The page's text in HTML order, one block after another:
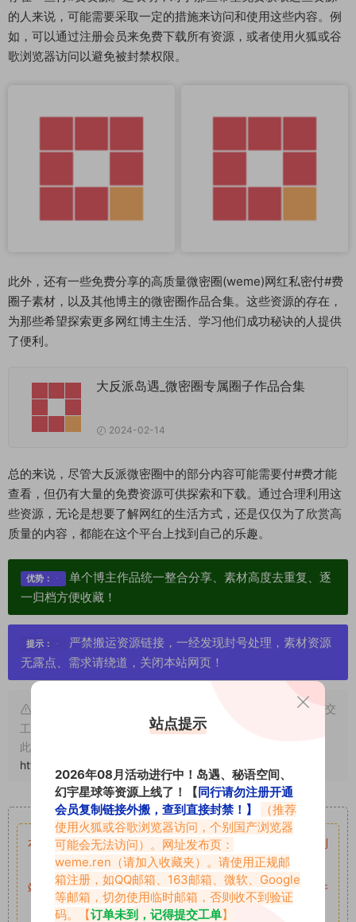
的人来说，可能需要采取一定的措施来访问和使用这些内容。例
如，可以通过注册会员来免费下载所有资源，或者使用火狐或谷
歌浏览器访问以避免被封禁权限。
此外，还有一些免费分享的高质量微密圈(weme)网红私密付#费
圈子素材，以及其他博主的微密圈作品合集。这些资源的存在，
为那些希望探索更多网红博主生活、学习他们成功秘诀的人提供
了便利。
大反派岛遇_微密圈专属圈子作品合集
2024-02-14
总的来说，尽管大反派微密圈中的部分内容可能需要付#费才能
查看，但仍有大量的免费资源可供探索和下载。通过合理利用这
些资源，无论是想要了解网红的生活方式，还是仅仅为了欣赏高
质量的内容，都能在这个平台上找到自己的乐趣。
优势：
单个博主作品统一整合分享、素材高度去重复、逐
一归档方便收藏！
提示：
严禁搬运资源链接，一经发现封号处理，素材资源
无露点、需求请绕道，关闭本站网页！
申明：本文资源均来源网友分享，若侵犯了您的权限可以提交
工单处理。
此外本文章皆属于原创文章，转载请注明出处！原文链接：
https://vmiba.top/6806.html
重要声明
本站资源均来自网络分享，如有侵犯你的权益请私信留言
收到
留言后，我们会第一时间进行审核后删除。
站内资源为网友个人学习或测试研究使用，未经原版权作者许
可,禁止用于任何商业途径！请在下载24小时内删除！
站点提示
2026年08月活动进行中！岛遇、秘语空间、
幻宇星球等资源上线了！【同行请勿注册开通
会员复制链接外搬，查到直接封禁！】
（推荐
使用火狐或谷歌浏览器访问，个别国产浏览器
可能会无法访问）。网址发布页：
weme.ren （请加入收藏夹）。请使用正规邮
箱注册，如QQ邮箱、163邮箱、微软、Google
等邮箱，切勿使用临时邮箱，否则收不到验证
码。【订单未到，记得提交工单】